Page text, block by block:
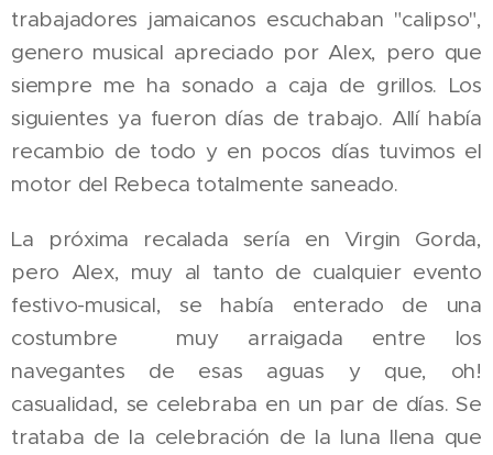
trabajadores jamaicanos escuchaban "calipso",
genero musical apreciado por Alex, pero que
siempre me ha sonado a caja de grillos. Los
siguientes ya fueron días de trabajo. Allí había
recambio de todo y en pocos días tuvimos el
motor del Rebeca totalmente saneado.
La próxima recalada sería en Virgin Gorda,
pero Alex, muy al tanto de cualquier evento
festivo-musical, se había enterado de una
costumbre muy arraigada entre los
navegantes de esas aguas y que, oh!
casualidad, se celebraba en un par de días. Se
trataba de la celebración de la luna llena que